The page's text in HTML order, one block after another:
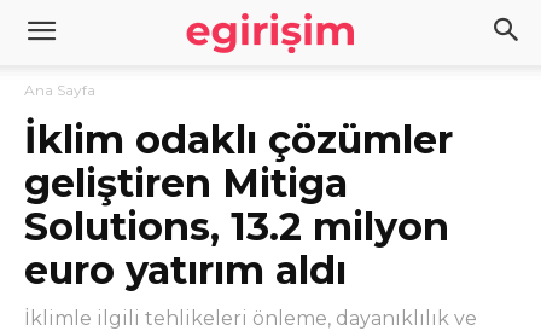
Ana Sayfa
İklim odaklı çözümler
geliştiren Mitiga
Solutions, 13.2 milyon
euro yatırım aldı
İklimle ilgili tehlikeleri önleme, dayanıklılık ve